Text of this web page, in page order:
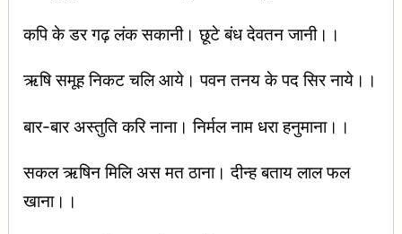
कपि के डर गढ़ लंक सकानी। छूटे बंध देवतन जानी।।
ऋषि समूह निकट चलि आये। पवन तनय के पद सिर नाये।।
बार-बार अस्तुति करि नाना। निर्मल नाम धरा हनुमाना।।
सकल ऋषिन मिलि अस मत ठाना। दीन्ह बताय लाल फल
खाना।।